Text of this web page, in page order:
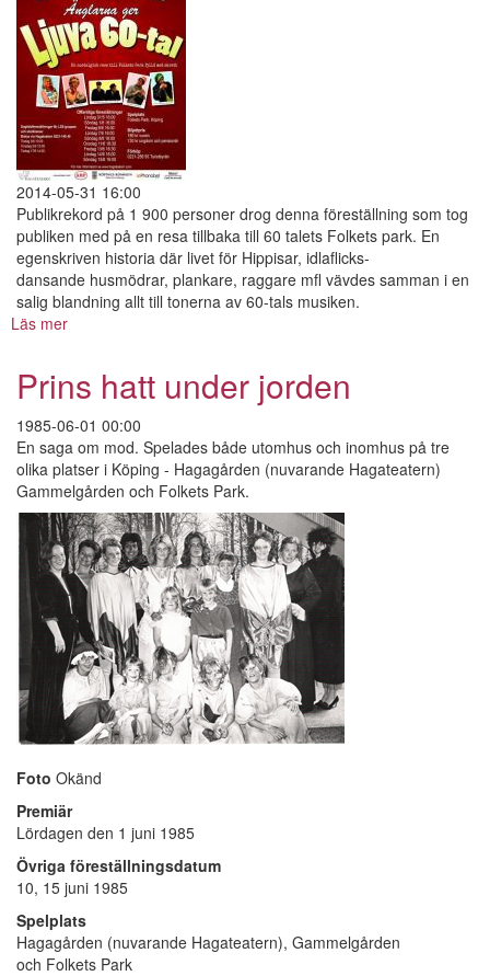
2014-05-31 16:00
Publikrekord på 1 900 personer drog denna föreställning som tog
publiken med på en resa tillbaka till 60 talets Folkets park. En
egenskriven historia där livet för Hippisar, idlaflicks-
dansande husmödrar, plankare, raggare mfl vävdes samman i en
salig blandning allt till tonerna av 60-tals musiken.
Läs mer
tal
Prins hatt under jorden
1985-06-01 00:00
En saga om mod. Spelades både utomhus och inomhus på tre
olika platser i Köping - Hagagården (nuvarande Hagateatern)
Gammelgården och Folkets Park.
Foto Okänd
Premiär
Lördagen den 1 juni 1985
Övriga föreställningsdatum
10, 15 juni 1985
Spelplats
Hagagården (nuvarande Hagateatern), Gammelgården
och Folkets Park